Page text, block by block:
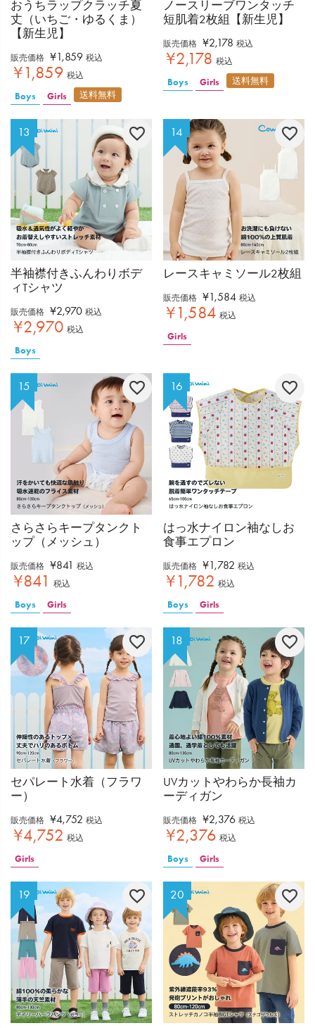
おうちラップクラッチ夏
丈（いちご・ゆるくま）
【新生児】
Boys Girls 送料無料
販売価格 ¥1,859 税込
¥1,859 税込
ノースリーブワンタッチ
短肌着2枚組【新生児】
Boys Girls 送料無料
販売価格 ¥2,178 税込
¥2,178 税込
半袖襟付きふんわりボデ
ィTシャツ
Boys
販売価格 ¥2,970 税込
¥2,970 税込
レースキャミソール2枚組
Girls
販売価格 ¥1,584 税込
¥1,584 税込
さらさらキープタンクト
ップ（メッシュ）
Boys Girls
販売価格 ¥841 税込
¥841 税込
はっ水ナイロン袖なしお
食事エプロン
Boys Girls
販売価格 ¥1,782 税込
¥1,782 税込
セパレート水着（フラワ
ー）
Girls
販売価格 ¥4,752 税込
¥4,752 税込
UVカットやわらか長袖カ
ーディガン
Boys Girls
販売価格 ¥2,376 税込
¥2,376 税込